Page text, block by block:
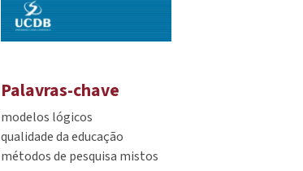
Palavras-chave
modelos lógicos
qualidade da educação
métodos de pesquisa mistos